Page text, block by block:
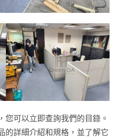
您可以立即查詢我們的目錄。
的詳細介紹和規格，並了解它